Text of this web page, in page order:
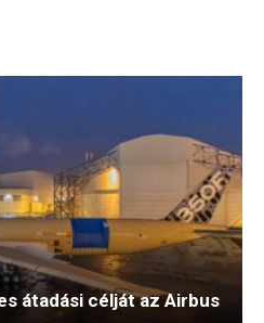
átadási célját az Airbus